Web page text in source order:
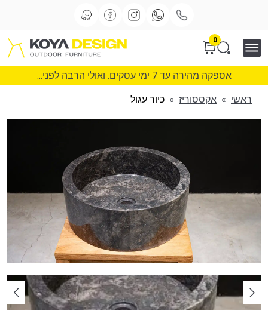
0
אספקה מהירה עד 7 ימי עסקים. ואולי הרבה לפני...
ראשי » אקססוריז » כיור עגול